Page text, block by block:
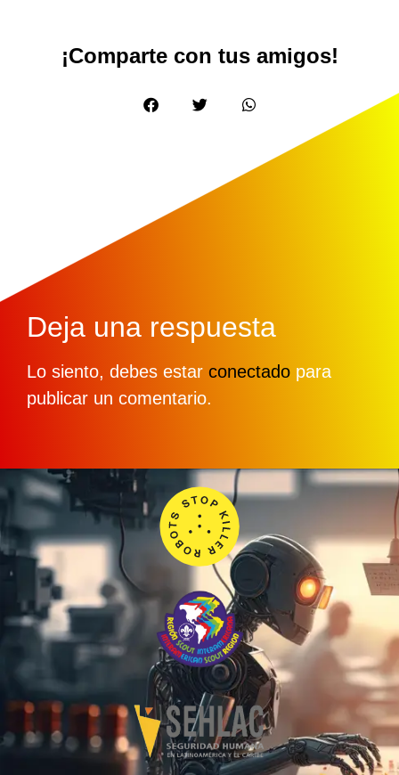
¡Comparte con tus amigos!
Deja una respuesta
Lo siento, debes estar conectado para
publicar un comentario.